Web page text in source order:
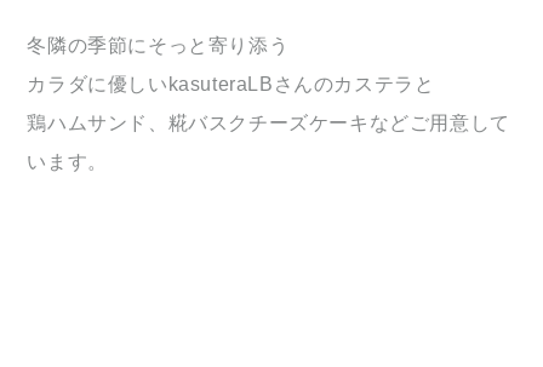
冬隣の季節にそっと寄り添う
カラダに優しいkasuteraLBさんのカステラと
鶏ハムサンド、糀バスクチーズケーキなどご用意して
います。